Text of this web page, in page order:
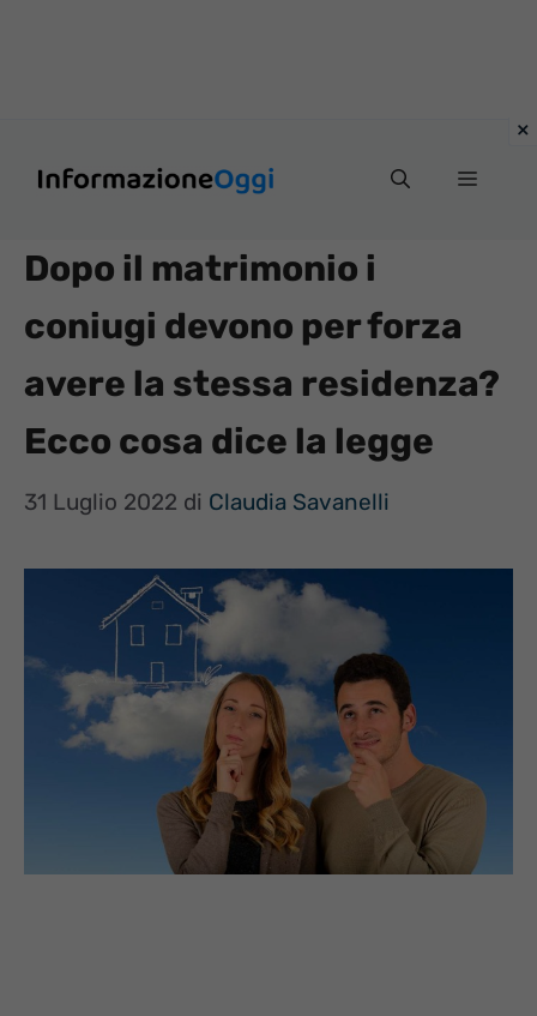
Menu
Dopo il matrimonio i
coniugi devono per forza
avere la stessa residenza?
Ecco cosa dice la legge
31 Luglio 2022 di Claudia Savanelli